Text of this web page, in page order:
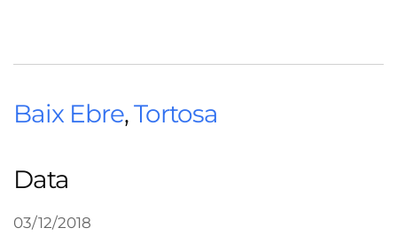
Baix Ebre,Tortosa
Data
03/12/2018